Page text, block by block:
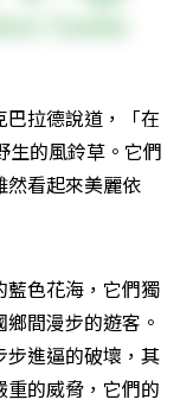
拉德說道，「在
生的風鈴草。它們
然看起來美麗依
藍色花海，它們獨
間漫步的遊客。
步進逼的破壞，其
的威脅，它們的